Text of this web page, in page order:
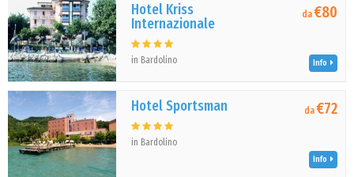
Hotel Kriss
Internazionale
in Bardolino
da€80
Info
Hotel Sportsman
in Bardolino
da€72
Info